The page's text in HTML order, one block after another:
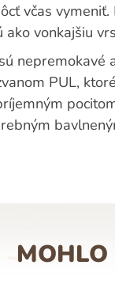
včas
vonkajšiu
nepremokavé
PUL,